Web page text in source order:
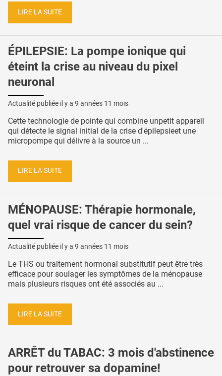
LIRE LA SUITE
ÉPILEPSIE: La pompe ionique qui
éteint la crise au niveau du pixel
neuronal
Actualité publiée il y a 9 années 11 mois
Cette technologie de pointe qui combine unpetit appareil
qui détecte le signal initial de la crise d'épilepsieet une
micropompe qui délivre à la source un ...
LIRE LA SUITE
MÉNOPAUSE: Thérapie hormonale,
quel vrai risque de cancer du sein?
Actualité publiée il y a 9 années 11 mois
Le THS ou traitement hormonal substitutif peut être très
efficace pour soulager les symptômes de la ménopause
mais plusieurs risques ont été associés au ...
LIRE LA SUITE
ARRÊT du TABAC: 3 mois d'abstinence
pour retrouver sa dopamine!